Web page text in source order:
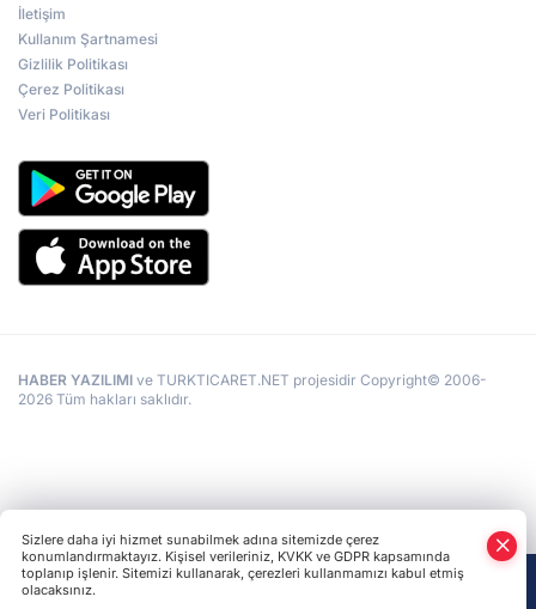
İletişim
Kullanım Şartnamesi
Gizlilik Politikası
Çerez Politikası
Veri Politikası
HABER YAZILIMI ve TURKTICARET.NET projesidir Copyright© 2006-
2026 Tüm hakları saklıdır.
Sizlere daha iyi hizmet sunabilmek adına sitemizde çerez
konumlandırmaktayız. Kişisel verileriniz, KVKK ve GDPR kapsamında
toplanıp işlenir. Sitemizi kullanarak, çerezleri kullanmamızı kabul etmiş
olacaksınız.